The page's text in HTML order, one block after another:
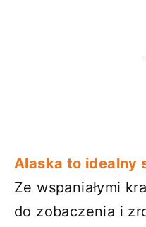
Alaska to idealny
Ze wspaniałymi
do zobaczenia i